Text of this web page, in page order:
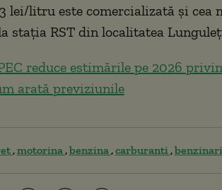
lei/litru este comercializată și
stația RST din localitatea
reduce estimările pe 2026
arată previziunile
motorina benzina carburanti